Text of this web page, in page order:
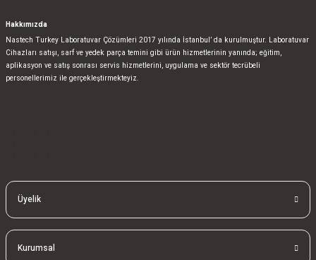
Hakkımızda
Nastech Turkey Laboratuvar Çözümleri 2017 yılında İstanbul’ da kurulmuştur. Laboratuvar
Cihazları satışı, sarf ve yedek parça temini gibi ürün hizmetlerinin yanında; eğitim,
aplikasyon ve satış sonrası servis hizmetlerini, uygulama ve sektör tecrübeli
personellerimiz ile gerçekleştirmekteyiz.
Üyelik
Kurumsal